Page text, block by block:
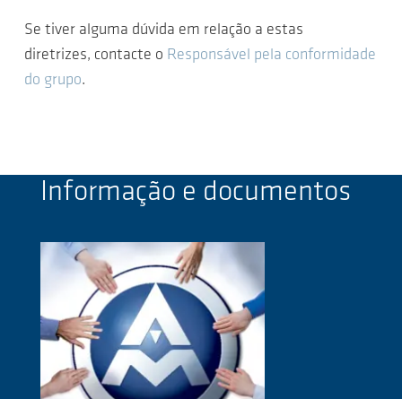
Se tiver alguma dúvida em relação a estas
diretrizes, contacte o Responsável pela conformidade
do grupo.
Informação e documentos